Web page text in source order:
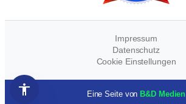
Impressum
Datenschutz
Cookie Einstellungen
Eine Seite von B&D Medien
Open Accessibility Panel